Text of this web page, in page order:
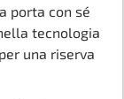
porta con sé
tecnologia
una riserva